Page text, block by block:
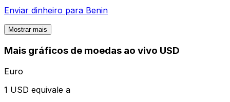
Enviar dinheiro para Benin
Mostrar mais
Mais gráficos de moedas ao vivo USD
Euro
1 USD equivale a